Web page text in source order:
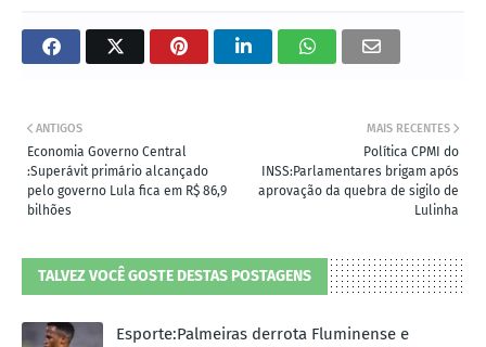
MAIS RECENTES
Política CPMI do
INSS:Parlamentares brigam após
aprovação da quebra de sigilo de
Lulinha
ANTIGOS
Economia Governo Central
:Superávit primário alcançado
pelo governo Lula fica em R$ 86,9
bilhões
TALVEZ VOCÊ GOSTE DESTAS POSTAGENS
Esporte:Palmeiras derrota Fluminense e